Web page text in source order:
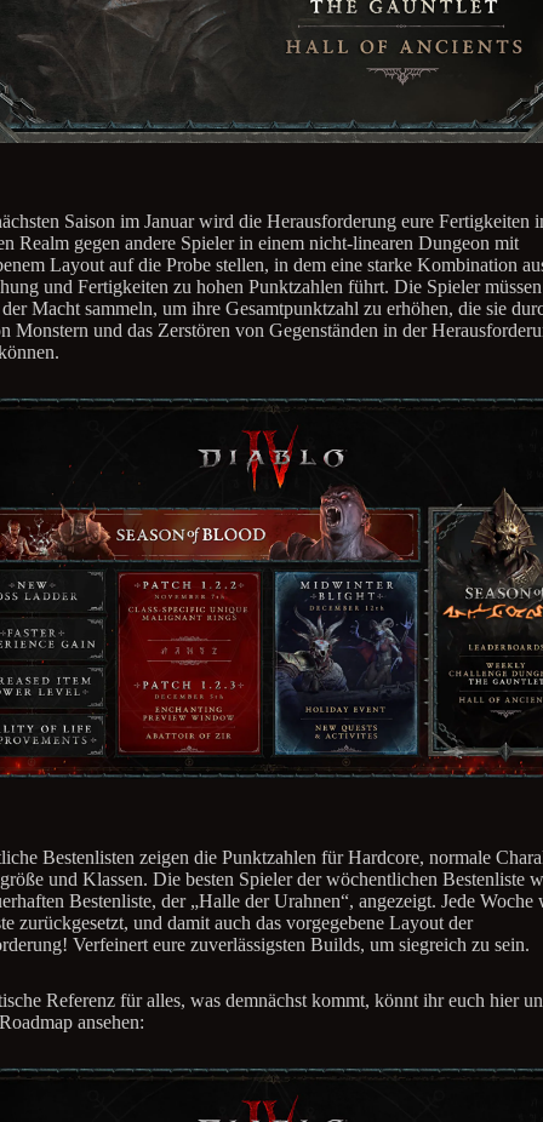
Saison im Januar wird die Herausforderung eure Fertigkeiten
Realm gegen andere Spieler in einem nicht-linearen Dungeon mit
Layout auf die Probe stellen, in dem eine starke Kombination
und Fertigkeiten zu hohen Punktzahlen führt. Die Spieler müssen
Macht sammeln, um ihre Gesamtpunktzahl zu erhöhen, die sie
Monstern und das Zerstören von Gegenständen in der
Bestenlisten zeigen die Punktzahlen für Hardcore, normale
und Klassen. Die besten Spieler der wöchentlichen Bestenliste
Bestenliste, der „Halle der Urahnen“, angezeigt. Jede Woche
zurückgesetzt, und damit auch das vorgegebene Layout der
Verfeinert eure zuverlässigsten Builds, um siegreich zu sein.
Referenz für alles, was demnächst kommt, könnt ihr euch hier
ansehen: